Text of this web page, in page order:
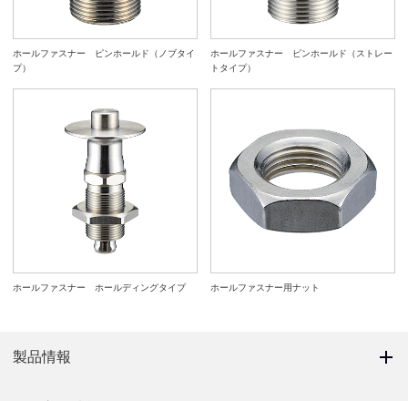
ホールファスナー ピンホールド（ノブタイ
プ）
ホールファスナー ピンホールド（ストレー
トタイプ）
ホールファスナー ホールディングタイプ ホールファスナー用ナット
製品情報